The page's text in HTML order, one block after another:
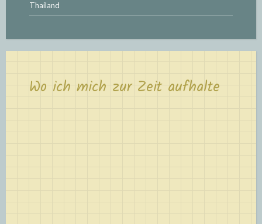
Thailand
Wo ich mich zur Zeit aufhalte